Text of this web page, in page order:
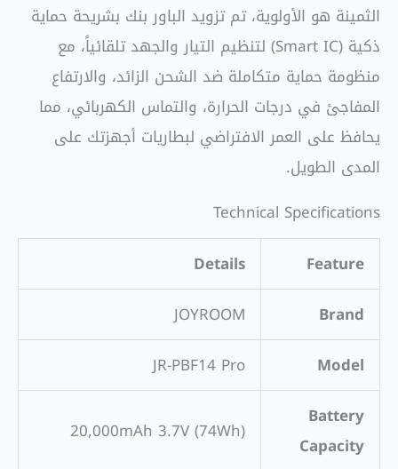
الثمينة هو الأولوية، تم تزويد الباور بنك بشريحة حماية
ذكية (Smart IC) لتنظيم التيار والجهد تلقائياً، مع
منظومة حماية متكاملة ضد الشحن الزائد، والارتفاع
المفاجئ في درجات الحرارة، والتماس الكهربائي، مما
يحافظ على العمر الافتراضي لبطاريات أجهزتك على
المدى الطويل.
Technical Specifications
Feature
Details
Brand
JOYROOM
Model
JR-PBF14 Pro
Battery
Capacity
20,000mAh 3.7V (74Wh)